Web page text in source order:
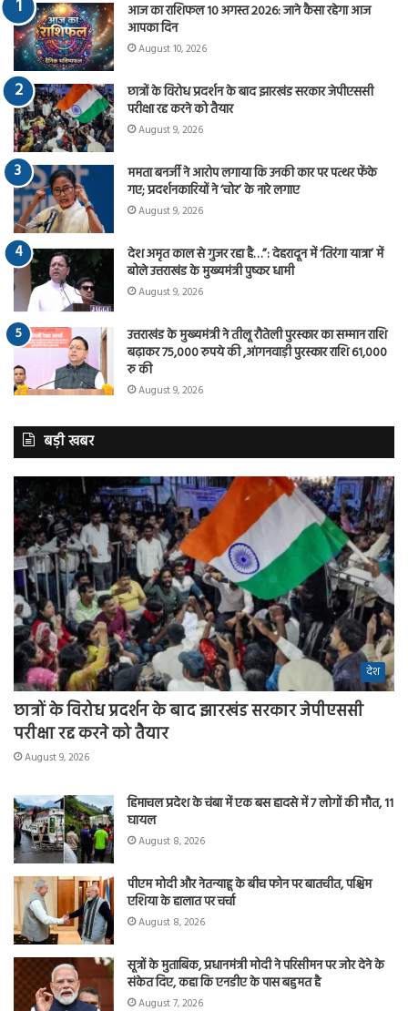
आज का राशिफल 10 अगस्त 2026: जाने कैसा रहेगा आज
आपका दिन
August 10, 2026
छात्रों के विरोध प्रदर्शन के बाद झारखंड सरकार जेपीएससी
परीक्षा रद्द करने को तैयार
August 9, 2026
ममता बनर्जी ने आरोप लगाया कि उनकी कार पर पत्थर फेंके
गए; प्रदर्शनकारियों ने ‘चोर’ के नारे लगाए
August 9, 2026
देश अमृत काल से गुजर रहा है…”: देहरादून में ‘तिरंगा यात्रा’ में
बोले उत्तराखंड के मुख्यमंत्री पुष्कर धामी
August 9, 2026
उत्तराखंड के मुख्यमंत्री ने तीलू रौतेली पुरस्कार का सम्मान राशि
बढ़ाकर 75,000 रुपये की ,आंगनवाड़ी पुरस्कार राशि 61,000
रु की
August 9, 2026
बड़ी खबर
देश
छात्रों के विरोध प्रदर्शन के बाद झारखंड सरकार जेपीएससी
परीक्षा रद्द करने को तैयार
August 9, 2026
हिमाचल प्रदेश के चंबा में एक बस हादसे में 7 लोगों की मौत, 11
घायल
August 8, 2026
पीएम मोदी और नेतन्याहू के बीच फोन पर बातचीत, पश्चिम
एशिया के हालात पर चर्चा
August 8, 2026
सूत्रों के मुताबिक, प्रधानमंत्री मोदी ने परिसीमन पर जोर देने के
संकेत दिए, कहा कि एनडीए के पास बहुमत है
August 7, 2026